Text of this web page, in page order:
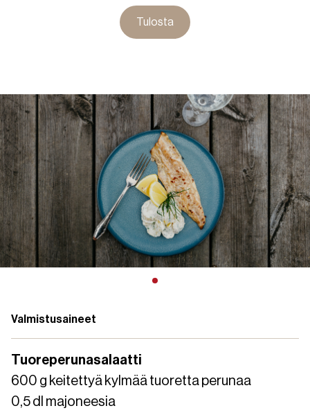
Tulosta
Valmistusaineet
Tuoreperunasalaatti
600 g keitettyä kylmää tuoretta perunaa
0,5 dl majoneesia